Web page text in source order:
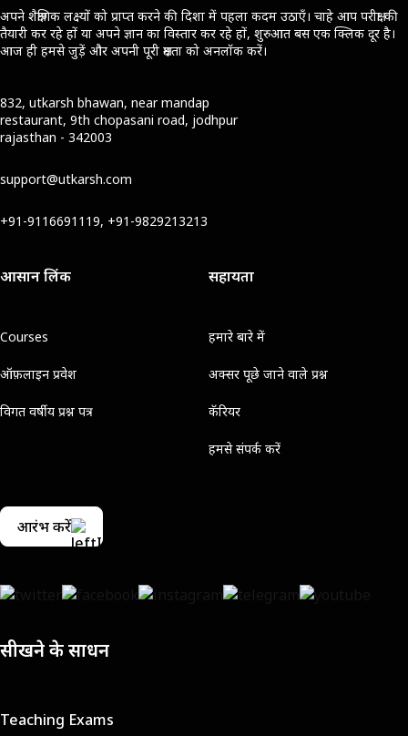
अपने शैक्षणिक लक्ष्यों को प्राप्त करने की दिशा में पहला कदम उठाएँ। चाहे आप परीक्षा की
तैयारी कर रहे हों या अपने ज्ञान का विस्तार कर रहे हों, शुरुआत बस एक क्लिक दूर है।
आज ही हमसे जुड़ें और अपनी पूरी क्षमता को अनलॉक करें।
832, utkarsh bhawan, near mandap
restaurant, 9th chopasani road, jodhpur
rajasthan - 342003
support@utkarsh.com
+91-9116691119, +91-9829213213
आसान लिंक
Courses
ऑफ़लाइन प्रवेश
विगत वर्षीय प्रश्न पत्र
सहायता
हमारे बारे में
अक्सर पूछे जाने वाले प्रश्न
कॅरियर
हमसे संपर्क करें
आरंभ करें
सीखने के साधन
Teaching Exams